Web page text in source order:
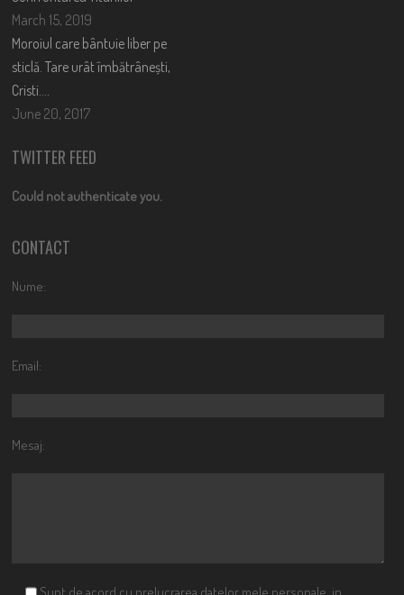
March 15, 2019
Moroiul care bântuie liber pe
sticlă. Tare urât îmbătrânești,
Cristi….
June 20, 2017
TWITTER FEED
Could not authenticate you.
CONTACT
Nume:
Email:
Mesaj:
Sunt de acord cu prelucrarea datelor mele personale, in